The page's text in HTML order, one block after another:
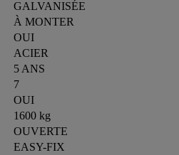
GALVANISÉE
À MONTER
OUI
ACIER
5 ANS
7
OUI
1600 kg
OUVERTE
EASY-FIX